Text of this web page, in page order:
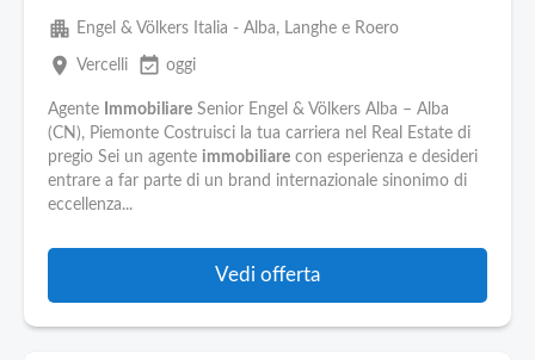
apartment Engel & Völkers Italia - Alba, Langhe e Roero
place Vercelli event_available oggi
Agente Immobiliare Senior Engel & Völkers Alba – Alba
(CN), Piemonte Costruisci la tua carriera nel Real Estate di
pregio Sei un agente immobiliare con esperienza e desideri
entrare a far parte di un brand internazionale sinonimo di
eccellenza...
Vedi offerta